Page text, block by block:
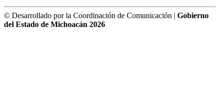
© Desarrollado por la Coordinación de Comunicación | Gobierno
del Estado de Michoacán 2026